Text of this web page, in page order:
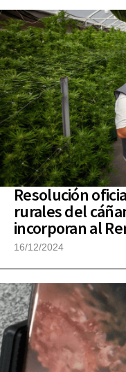
Resolución
rurales del
incorporan al
16/12/2024